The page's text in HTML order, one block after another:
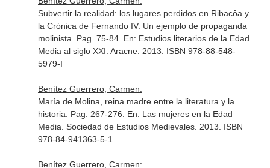
Subvertir la realidad: los lugares perdidos en Ribacôa y
la Crónica de Fernando IV. Un ejemplo de propaganda
molinista. Pag. 75-84. En: Estudios literarios de la Edad
Media al siglo XXI . Aracne. 2013. ISBN 978-88-548-
5979-I
Benítez Guerrero, Carmen:
María de Molina, reina madre entre la literatura y la
historia. Pag. 267-276. En: Las mujeres en la Edad
Media . Sociedad de Estudios Medievales. 2013. ISBN
978-84-941363-5-1
Benítez Guerrero, Carmen: